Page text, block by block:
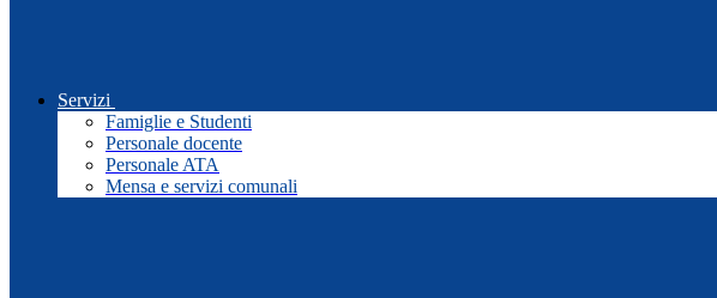
Servizi
Famiglie e Studenti
Personale docente
Personale ATA
Mensa e servizi comunali